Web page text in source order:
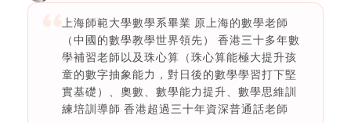
上海師範大學數學系畢業 原上海的數學老師
（中國的數學教學世界領先） 香港三十多年數
學補習老師以及珠心算（珠心算能極大提升孩
童的數字抽象能力，對日後的數學學習打下堅
實基礎）、奧數、數學能力提升、數學思維訓
練培訓導師 香港超過三十年資深普通話老師